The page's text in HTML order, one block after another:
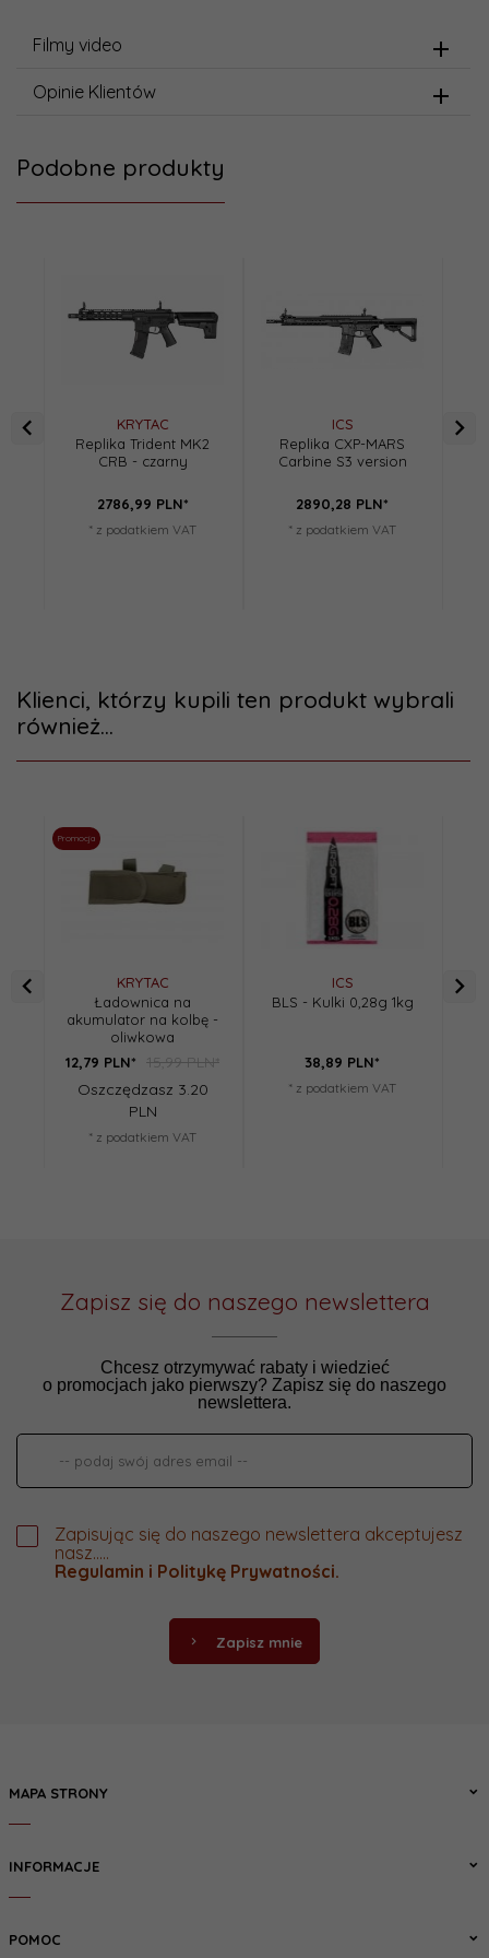
Filmy video
Opinie Klientów
Podobne produkty
KRYTAC
Replika Trident MK2
CRB - czarny
2786,99 PLN*
* z podatkiem VAT
ICS
Replika CXP-MARS
Carbine S3 version
2890,28 PLN*
* z podatkiem VAT
Klienci, którzy kupili ten produkt wybrali
również...
Promocja
KRYTAC
Ładownica na
akumulator na kolbę -
oliwkowa
12,79 PLN*
15,99 PLN*
Oszczędzasz 3.20
PLN
* z podatkiem VAT
ICS
BLS - Kulki 0,28g 1kg
38,89 PLN*
* z podatkiem VAT
Zapisz się do naszego newslettera
Chcesz otrzymywać rabaty i wiedzieć
o promocjach jako pierwszy? Zapisz się do naszego
newslettera.
Zapisując się do naszego newslettera akceptujesz
nasz.....
Regulamin i Politykę Prywatności.
Zapisz mnie
MAPA STRONY
INFORMACJE
POMOC